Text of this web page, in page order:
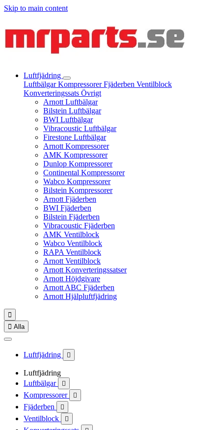
Skip to main content
Luftfjädring
LuftbälgarKompressorerFjäderben Ventilblock
Konverteringssats Övrigt
Arnott Luftbälgar
Bilstein Luftbälgar
BWI Luftbälgar
Vibracoustic Luftbälgar
Firestone Luftbälgar
Arnott Kompressorer
AMK Kompressorer
Dunlop Kompressorer
Continental Kompressorer
Wabco Kompressorer
Bilstein Kompressorer
Arnott Fjäderben
BWI Fjäderben
Bilstein Fjäderben
Vibracoustic Fjäderben
AMK Ventilblock
Wabco Ventilblock
RAPA Ventilblock
Arnott Ventilblock
Arnott Konverteringssatser
Arnott Höjdgivare
Arnott ABC Fjäderben
Arnott Hjälpluftfjädring

 Alla
Luftfjädring 
Luftfjädring
Luftbälgar

Kompressorer 
Fjäderben 
Ventilblock 